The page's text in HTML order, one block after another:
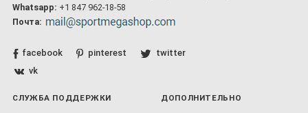
Whatsapp: +1 847 962-18-58
Почта:
facebook pinterest
twitter
vk
СЛУЖБА ПОДДЕРЖКИ ДОПОЛНИТЕЛЬНО